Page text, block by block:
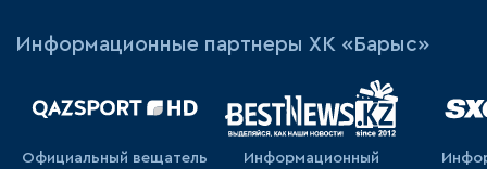
Информационные партнеры ХК «Барыс»
Официальный вещатель
Информационный